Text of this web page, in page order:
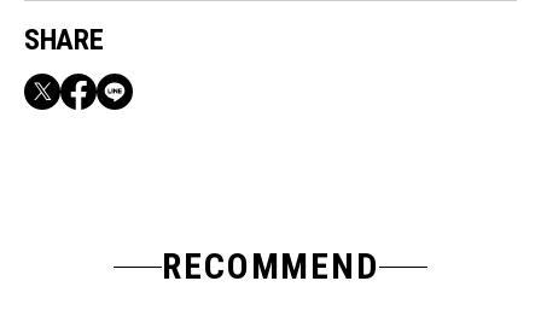
SHARE
RECOMMEND